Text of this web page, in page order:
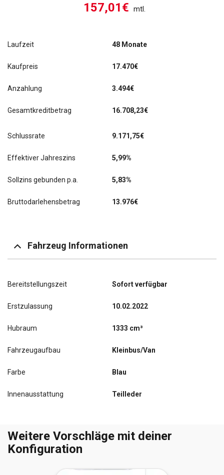
157,01€ mtl.
Laufzeit 48 Monate
Kaufpreis 17.470€
Anzahlung 3.494€
Gesamtkreditbetrag 16.708,23€
Schlussrate 9.171,75€
Effektiver Jahreszins 5,99%
Sollzins gebunden p.a. 5,83%
Bruttodarlehensbetrag 13.976€
Fahrzeug Informationen
Bereitstellungszeit Sofort verfügbar
Erstzulassung 10.02.2022
Hubraum 1333 cm³
Fahrzeugaufbau Kleinbus/Van
Farbe Blau
Innenausstattung Teilleder
Weitere Vorschläge mit deiner
Konfiguration